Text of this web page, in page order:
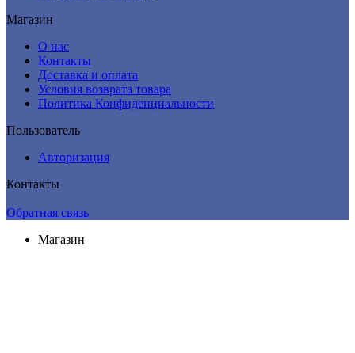
Магазин
О нас
Контакты
Доставка и оплата
Условия возврата товара
Политика Конфиденциальности
Пользователь
Авторизация
Контакты
Обратная связь
Магазин